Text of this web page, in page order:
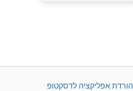
הורדת אפליקציה לדסקטופ